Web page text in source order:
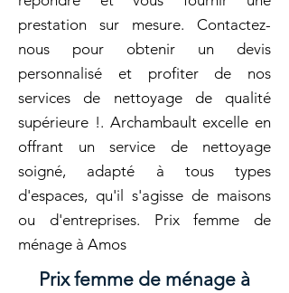
prestation sur mesure. Contactez-
nous pour obtenir un devis
personnalisé et profiter de nos
services de nettoyage de qualité
supérieure !. Archambault excelle en
offrant un service de nettoyage
soigné, adapté à tous types
d'espaces, qu'il s'agisse de maisons
ou d'entreprises. Prix femme de
ménage à Amos
Prix femme de ménage à